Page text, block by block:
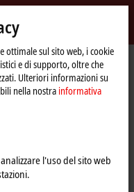
ELM3xxx series
video e modifichiamo
esterni da Vimeo.
alla nostra
ottimale sul sito web, i cookie
e di supporto, oltre che
Ulteriori informazioni su
nella nostra informativa
l'uso del sito web